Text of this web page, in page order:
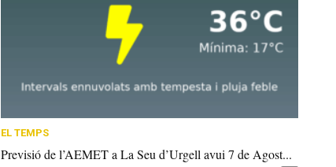
EL TEMPS
Previsió de l’AEMET a La Seu d’Urgell avui 7 de Agost...